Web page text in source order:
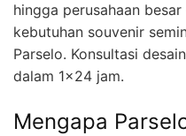
hingga perusahaan
kebutuhan souvenir
Parselo. Konsultasi desain
dalam 1×24 jam.
Mengapa